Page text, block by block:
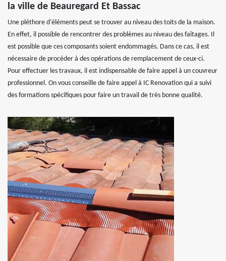
la ville de Beauregard Et Bassac
Une pléthore d'éléments peut se trouver au niveau des toits de la maison.
En effet, il possible de rencontrer des problèmes au niveau des faîtages. Il
est possible que ces composants soient endommagés. Dans ce cas, il est
nécessaire de procéder à des opérations de remplacement de ceux-ci.
Pour effectuer les travaux, il est indispensable de faire appel à un couvreur
professionnel. On vous conseille de faire appel à IC Renovation qui a suivi
des formations spécifiques pour faire un travail de très bonne qualité.